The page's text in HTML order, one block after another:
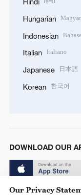
Hungarian Magyar
Indonesian
Italian Italiano
Japanese 日本語
Korean 한국어
DOWNLOAD OUR
Our Privacy